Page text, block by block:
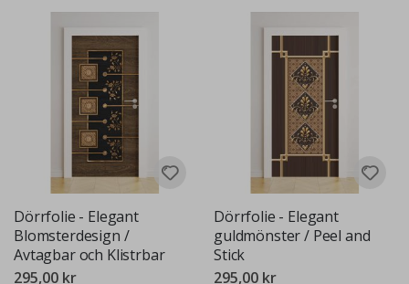
Dörrfolie - Elegant
Blomsterdesign /
Avtagbar och Klistrbar
295,00 kr
Dörrfolie - Elegant
guldmönster / Peel and
Stick
295,00 kr